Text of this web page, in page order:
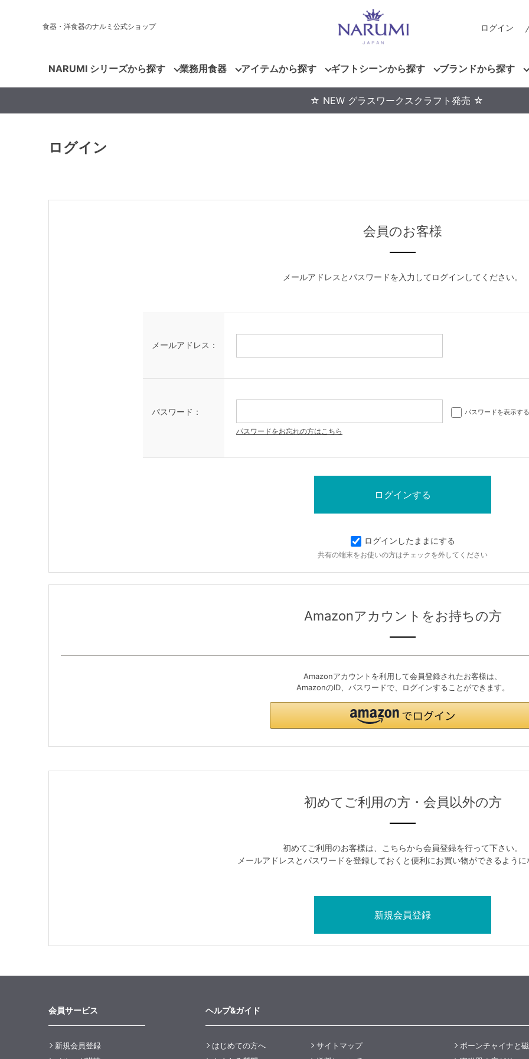
食器・洋食器のナルミ公式ショップ ログイン
NARUMI シリーズから探す 業務用食器 アイテムから探す ギフトシーンから探す ブランドから探す
☆ NEW グラスワークスクラフト発売 ☆
ログイン
会員のお客様
メールアドレスとパスワードを入力してログインしてください。
メールアドレス：
パスワード： パスワードを表示する
パスワードをお忘れの方はこちら
ログインしたままにする
共有の端末をお使いの方はチェックを外してください
Amazonアカウントをお持ちの方
Amazonアカウントを利用して会員登録されたお客様は、
AmazonのID、パスワードで、ログインすることができます。
初めてご利用の方・会員以外の方
初めてご利用のお客様は、こちらから会員登録を行って下さい。
メールアドレスとパスワードを登録しておくと便利にお買い物ができるよう
会員サービス
新規会員登録
ヘルプ&ガイド
はじめての方へ
サイトマップ
ボーンチャイナと